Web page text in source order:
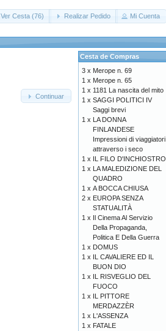
Ver Cesta (76) Realizar Pedido Mi Cuenta
Continuar
Cesta de Compras
3 x Merope n. 69
1 x Merope n. 65
1 x 1181 La nascita del mito
1 x SAGGI POLITICI IV
Saggi brevi
1 x LA DONNA
FINLANDESE
Impressioni di viaggiatori
attraverso i seco
1 x IL FILO D'INCHIOSTRO
1 x LA MALEDIZIONE DEL
QUADRO
1 x A BOCCA CHIUSA
2 x EUROPA SENZA
STATUALITÀ
1 x Il Cinema Al Servizio
Della Propaganda,
Politica E Della Guerra
1 x DOMUS
1 x IL CAVALIERE ED IL
BUON DIO
1 x IL RISVEGLIO DEL
FUOCO
1 x IL PITTORE
MERDAZZÈR
1 x L'ASSENZA
1 x FATALE